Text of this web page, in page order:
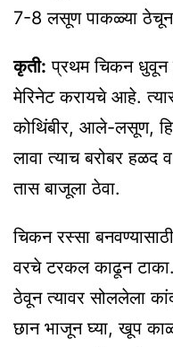
7-8 लसूण पाकळ्या ठेचून
कृती: प्रथम चिकन धुवून
मेरिनेट करायचे आहे.
कोथिंबीर, आले-लसूण,
लावा त्याच बरोबर
तास बाजूला ठेवा.
चिकन रस्सा
वरचे टरकल काढून टाका.
ठेवून त्यावर सोललेला
छान भाजून घ्या, खूप